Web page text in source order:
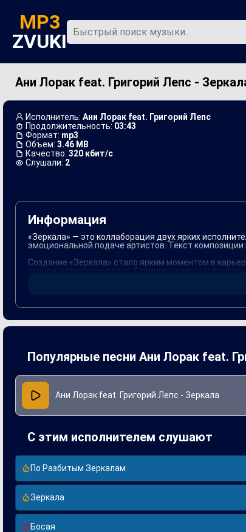
MP3
ZVUKI
Главная Новинки
Ани Лорак feat. Григорий Лепс -
Исполнитель: Ани Лорак feat. Григорий Лепс
Продолжительность: 03:43
Формат: mp3
Объем: 3.46 MB
Качество: 320 кбит/с
Слушали: 2
Информация
«Зеркала» — это коллаборация двух ярких
эмоциональной подаче артистов. Текст
Создание «Зеркала» стало ярким моментом в
записи и звучанию трека. Слияние стильных
Популярные песни Ани Лорак feat.
Ани Лорак feat. Григорий Лепс - Зеркала
С этим исполнителем слушают
По Разбитым Зеркалам
Зеркала
Босая